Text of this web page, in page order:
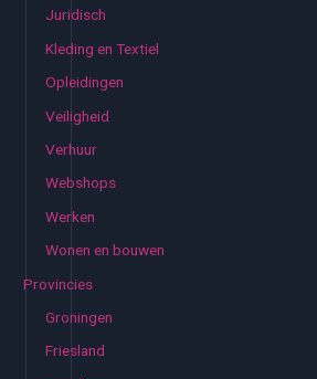
Juridisch
Kleding en Textiel
Opleidingen
Veiligheid
Verhuur
Webshops
Werken
Wonen en bouwen
Provincies
Groningen
Friesland